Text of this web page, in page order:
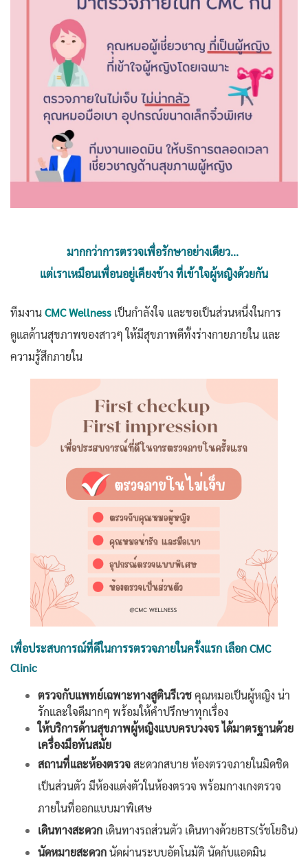
มากกว่าการตรวจเพื่อรักษาอย่างเดียว...
แต่เราเหมือนเพื่อนอยู่เคียงข้าง ที่เข้าใจผู้หญิงด้วยกัน
ทีมงานCMC Wellness เป็นกำลังใจ และขอเป็นส่วนหนึ่งในการ
ดูแลด้านสุขภาพของสาวๆ ให้มีสุขภาพดีทั้งร่างกายภายใน และ
ความรู้สึกภายใน
เพื่อประสบการณ์ที่ดีในการรตรวจภายในครั้งแรก เลือก CMC
Clinic
ตรวจกับแพทย์เฉพาะทางสูตินรีเวชคุณหมอเป็นผู้หญิง น่า
รักและใจดีมากๆ พร้อมให้คำปรึกษาทุกเรื่อง
ให้บริการด้านสุขภาพผู้หญิงแบบครบวงจร ได้มาตรฐานด้วย
เครื่องมือทันสมัย
สถานที่และห้องตรวจสะดวกสบาย ห้องตรวจภายในมิดชิด
เป็นส่วนตัว มีห้องแต่งตัวในห้องตรวจ พร้อมกางเกงตรวจ
ภายในที่ออกแบบมาพิเศษ
เดินทางสะดวก เดินทางรถส่วนตัว เดินทางด้วยBTS(รัชโยธิน)
นัดหมายสะดวกนัดผ่านระบบอัตโนมัติ นัดกับแอดมิน